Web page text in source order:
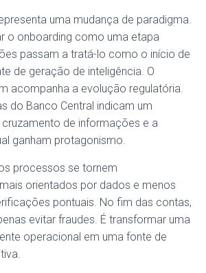
uma mudança de paradigma.
o onboarding como uma etapa
passam a tratá-lo como o início de
de geração de inteligência. O
acompanha a evolução regulatória.
do Banco Central indicam um
de informações e a
ganham protagonismo.
processos se tornem
orientados por dados e menos
pontuais. No fim das contas,
evitar fraudes. É transformar uma
operacional em uma fonte de